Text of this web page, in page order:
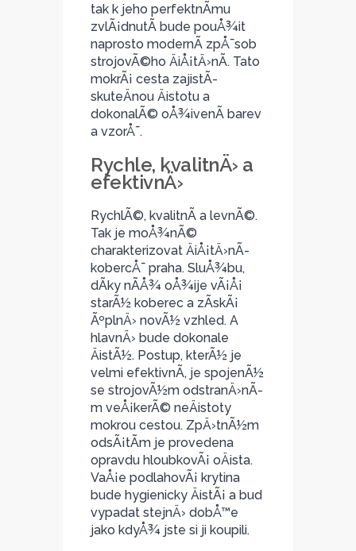
tak k jeho perfektnÃ­mu
zvlÃ¡dnutÃ­ bude pouÅ¾it
naprosto modernÃ­ zpÅ¯sob
strojovÃ©ho ÄiÅ¡tÄ›nÃ­. Tato
mokrÃ¡ cesta zajistÃ­
skuteÄnou Äistotu a
dokonalÃ© oÅ¾ivenÃ­ barev
a vzorÅ¯.
Rychle, kvalitnÄ› a
efektivnÄ›
RychlÃ©, kvalitnÃ­ a levnÃ©.
Tak je moÅ¾nÃ©
charakterizovat ÄiÅ¡tÄ›nÃ­
kobercÅ¯ praha. SluÅ¾bu,
dÃ­ky nÃ­Å¾ oÅ¾ije vÃ¡Å¡
starÃ½ koberec a zÃ­skÃ¡
ÃºplnÄ› novÃ½ vzhled. A
hlavnÄ› bude dokonale
ÄistÃ½. Postup, kterÃ½ je
velmi efektivnÃ­, je spojenÃ½
se strojovÃ½m odstranÄ›nÃ­
m veÅ¡kerÃ© neÄistoty
mokrou cestou. ZpÄ›tnÃ½m
odsÃ¡tÃ­m je provedena
opravdu hloubkovÃ¡ oÄista.
VaÅ¡e podlahovÃ¡ krytina
bude hygienicky ÄistÃ¡ a bud
vypadat stejnÄ› dobÅ™e
jako kdyÅ¾ jste si ji koupili.